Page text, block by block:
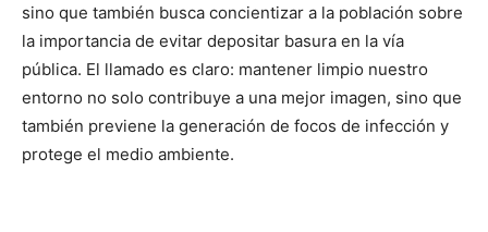
sino que también busca concientizar a la población sobre
la importancia de evitar depositar basura en la vía
pública. El llamado es claro: mantener limpio nuestro
entorno no solo contribuye a una mejor imagen, sino que
también previene la generación de focos de infección y
protege el medio ambiente.